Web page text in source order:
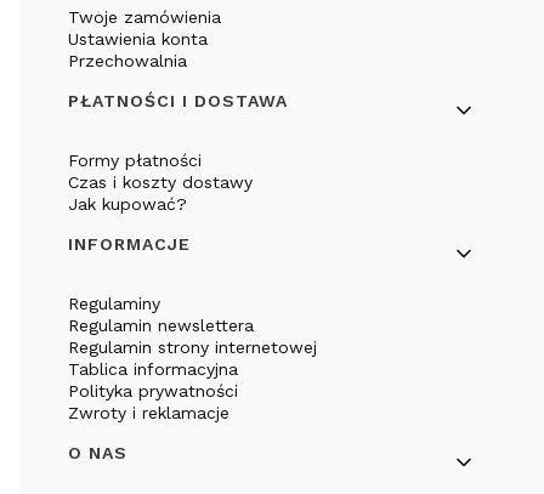
Twoje zamówienia
Ustawienia konta
Przechowalnia
PŁATNOŚCI I DOSTAWA
Formy płatności
Czas i koszty dostawy
Jak kupować?
INFORMACJE
Regulaminy
Regulamin newslettera
Regulamin strony internetowej
Tablica informacyjna
Polityka prywatności
Zwroty i reklamacje
O NAS